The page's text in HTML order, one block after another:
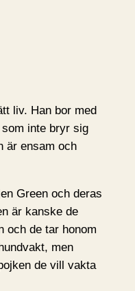
liv. Han bor med
inte bryr sig
är ensam och
Green och deras
är kanske de
och de tar honom
men
de vill vakta